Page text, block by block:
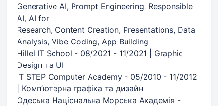
Generative AI, Prompt Engineering, Responsible
AI, AI for
Research, Content Creation, Presentations, Data
Analysis, Vibe Coding, App Building
Hillel IT School - 08/2021 - 11/2021 | Graphic
Design та UI
IT STEP Computer Academy - 05/2010 - 11/2012
| Комп’ютерна графіка та дизайн
Одеська Національна Морська Академія -